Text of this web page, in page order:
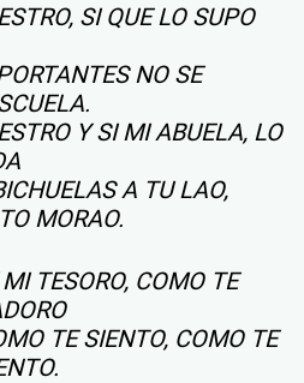
SI QUE LO SUPO
NO SE
Y SI MI ABUELA, LO
A TU LAO,
MORAO.
TESORO, COMO TE
TE SIENTO, COMO TE